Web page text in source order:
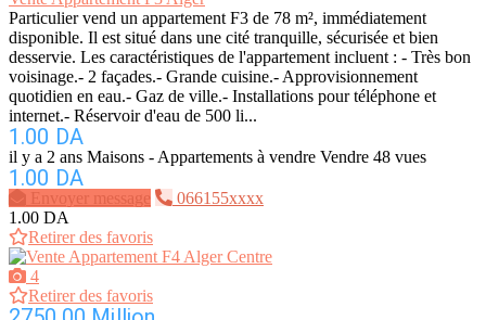
Particulier vend un appartement F3 de 78 m², immédiatement
disponible. Il est situé dans une cité tranquille, sécurisée et bien
desservie. Les caractéristiques de l'appartement incluent : - Très bon
voisinage.- 2 façades.- Grande cuisine.- Approvisionnement
quotidien en eau.- Gaz de ville.- Installations pour téléphone et
internet.- Réservoir d'eau de 500 li...
1.00 DA
il y a 2 ans Maisons - Appartements à vendre Vendre 48 vues
1.00 DA
Envoyer message
066155xxxx
1.00 DA
Retirer des favoris
4
Retirer des favoris